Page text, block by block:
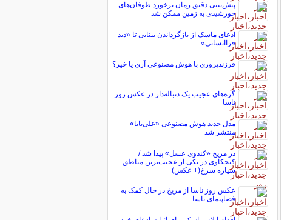
پیش‌بینی دقیق زمان برخورد طوفان‌های
خورشیدی به زمین ممکن شد
ادعای ماسک از بازگرداندن بینایی تا «دید
فراانسانی»
فرزندپروری با هوش مصنوعی آری یا خیر؟
گره‌های عجیب یک دنباله‌دار در عکس روز
ناسا
مدل جدید هوش مصنوعی «علی‌بابا»
منتشر شد
در مریخ «کندوی عسل» پیدا شد /
کنجکاوی در یکی از عجیب‌ترین مناطق
سیاره سرخ(+ عکس)
عکس روز ناسا از مریخ در حال کمک به
فضاپیمای ناسا